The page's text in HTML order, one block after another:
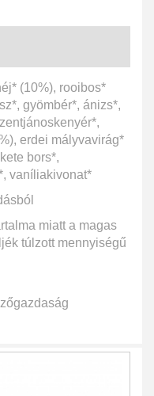
(10%), rooibos*
gyömbér*, ánizs*,
erdei mályvavirág*
bors*,
vaníliakivonat*
miatt a magas
túlzott mennyiségű